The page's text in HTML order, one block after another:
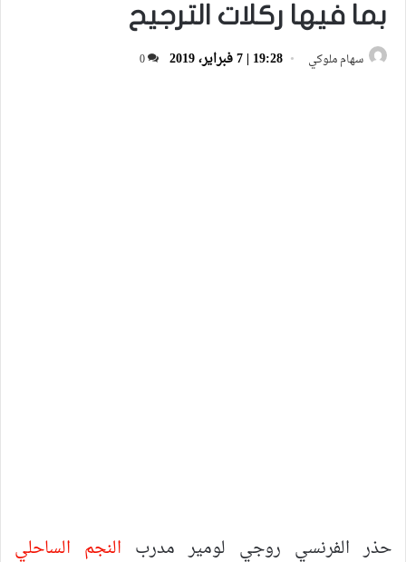
بما فيها ركلات الترجيح
سهام ملوكي 19:28 | 7 فبراير، 2019 0
حذر الفرنسي روجي لومير مدرب النجم الساحلي